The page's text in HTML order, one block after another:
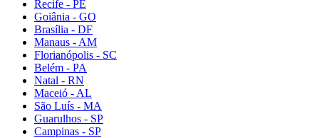
Recife - PE
Goiânia - GO
Brasília - DF
Manaus - AM
Florianópolis - SC
Belém - PA
Natal - RN
Maceió - AL
São Luís - MA
Guarulhos - SP
Campinas - SP